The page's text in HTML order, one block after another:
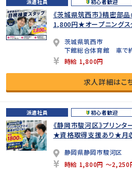
派遣社員 初心者歓迎
《茨城県筑西市》精密部
1,800円★オープニングス
茨城県筑西市
下館総合体育館 車で
時給 1,800円
求人詳細はこ
派遣社員 初心者歓迎
《静岡市駿河区》プリン
★資格取得支援あり★月
静岡県静岡市駿河区
時給 1,800円 ～2,250